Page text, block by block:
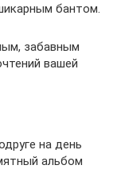
бантом.
забавным
вашей
на день
альбом